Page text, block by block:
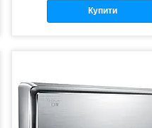
Купити